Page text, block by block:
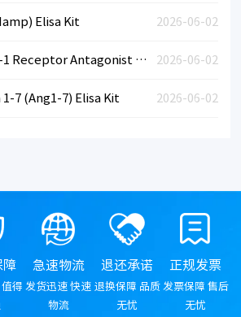
2026-06-02
Elisa Kit
2026-06-02
Dog Interleukin-1 Receptor Antagonist Protein (Il1Rn) Elisa Kit
2026-06-02
7 (Ang1-7) Elisa Kit
障
得
急速物流
发货迅速 快速
物流
退还承诺
退换保障 品质
无忧
正规发票
发票保障 售后
无忧